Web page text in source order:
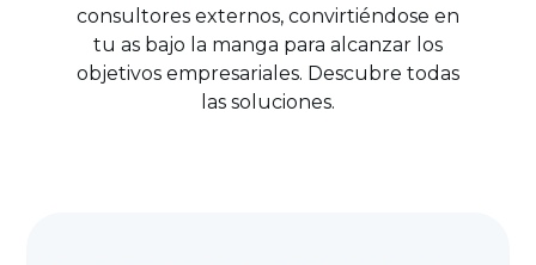
consultores externos, convirtiéndose en
tu as bajo la manga para alcanzar los
objetivos empresariales. Descubre todas
las soluciones.